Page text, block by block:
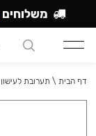
דף הבית \ תערובת לעישון
משלוחים